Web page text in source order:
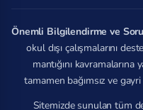
Önemli Bilgilendirme ve
okul dışı çalışmalarını
mantığını kavramalarına
tamamen bağımsız ve
Sitemizde sunulan tüm